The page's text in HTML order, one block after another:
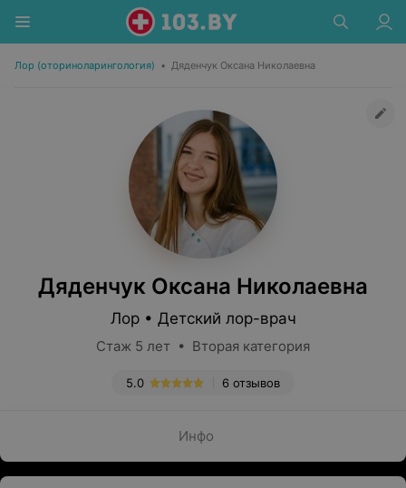
Лор (оториноларингология) • Дяденчук Оксана Николаевна
Дяденчук Оксана Николаевна
Лор • Детский лор-врач
Стаж 5 лет • Вторая категория
6 отзывов
5.0
Инфо